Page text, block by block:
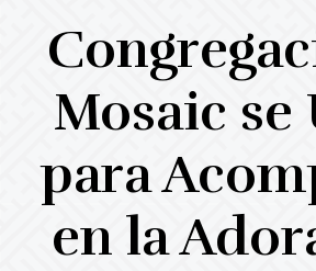
Mosaic se
para
en la